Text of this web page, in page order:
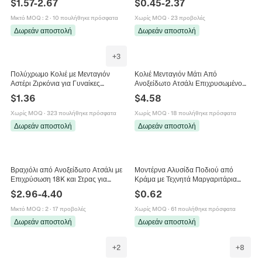
Τεχνητό Οπάλιο Κοσμήματα
Πιέρσινγκ
$1.57-2.67
Μικτό MOQ : 2· 10 πουλήθηκε πρόσφατα
Δωρεάν αποστολή
Κοσμήματα Μόδας Δαχτυλίδι
$0.45-2.37
Χωρίς MOQ · 23 προβολές
Δωρεάν αποστολή
+3
Πολύχρωμο Κολιέ με Μενταγιόν
Αστέρι Ζιρκόνια για Γυναίκες
Επιχρυσωμένη Χάλκινη Αλυσίδα Ο
Κοσμήματα Αστέρι Τσόκερ
$1.36
Χωρίς MOQ · 323 πουλήθηκε πρόσφατα
Δωρεάν αποστολή
Κολιέ Μενταγιόν Μάτι Από
Ανοξείδωτο Ατσάλι Επιχρυσωμένο
18K Στρς Μποέμ Ρετρό Αστέρι
Φεγγάρι Κοσμήματα Γυναίκες
Άνδρες
$4.58
Χωρίς MOQ · 18 πουλήθηκε πρόσφατα
Δωρεάν αποστολή
Βραχιόλι από Ανοξείδωτο Ατσάλι με
Επιχρύσωση 18K και Στρας για
Διάτρητη Αλυσίδα
$2.96-4.40
Μικτό MOQ : 2· 17 προβολές
Δωρεάν αποστολή
Μοντέρνα Αλυσίδα Ποδιού από
Κράμα με Τεχνητά Μαργαριτάρια
Αλυσίδα Ρυθμιζόμενο Μενταγιόν
Αστέρι Κοσμήματα Ποδιού για
Γυναίκες Δώρο Διακοπών
$0.62
Χωρίς MOQ · 61 πουλήθηκε πρόσφατα
Δωρεάν αποστολή
+2 +8